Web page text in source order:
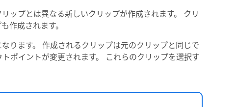
ップとは異なる新しいクリップが作成されます。 クリ
作成されます。
ります。 作成されるクリップは元のクリップと同じで
ポイントが変更されます。 これらのクリップを選択す